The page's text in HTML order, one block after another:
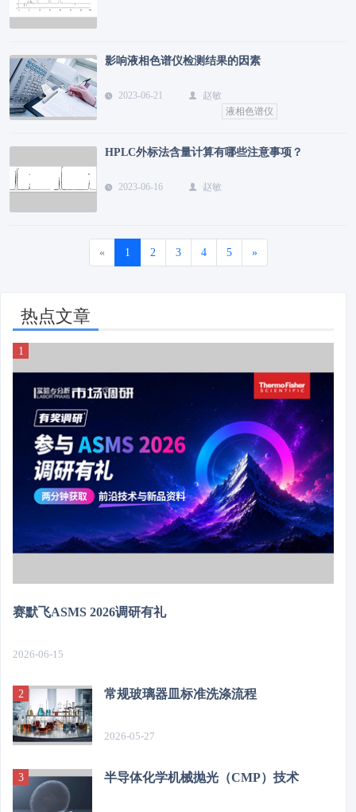
影响液相色谱仪检测结果的因素
2023-06-21
赵敏
液相色谱仪
HPLC外标法含量计算有哪些注意事项？
2023-06-16 赵敏
« 1 2 3 4 5 »
热点文章
赛默飞ASMS 2026调研有礼
2026-06-15
常规玻璃器皿标准洗涤流程
2026-05-27
半导体化学机械抛光（CMP）技术